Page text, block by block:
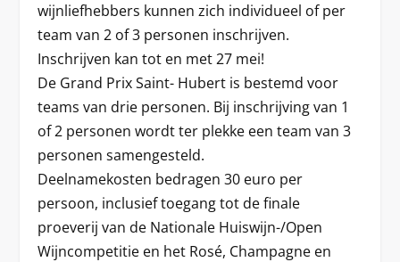
wijnliefhebbers kunnen zich individueel of per
team van 2 of 3 personen inschrijven.
Inschrijven kan tot en met 27 mei!
De Grand Prix Saint- Hubert is bestemd voor
teams van drie personen. Bij inschrijving van 1
of 2 personen wordt ter plekke een team van 3
personen samengesteld.
Deelnamekosten bedragen 30 euro per
persoon, inclusief toegang tot de finale
proeverij van de Nationale Huiswijn-/Open
Wijncompetitie en het Rosé, Champagne en